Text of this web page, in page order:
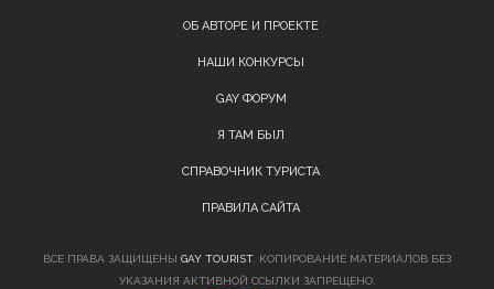
ОБ АВТОРЕ И ПРОЕКТЕ
НАШИ КОНКУРСЫ
GAY ФОРУМ
Я ТАМ БЫЛ
СПРАВОЧНИК ТУРИСТА
ПРАВИЛА САЙТА
ВСЕ ПРАВА ЗАЩИЩЕНЫ GAY TOURIST. КОПИРОВАНИЕ МАТЕРИАЛОВ БЕЗ
УКАЗАНИЯ АКТИВНОЙ ССЫЛКИ ЗАПРЕЩЕНО.